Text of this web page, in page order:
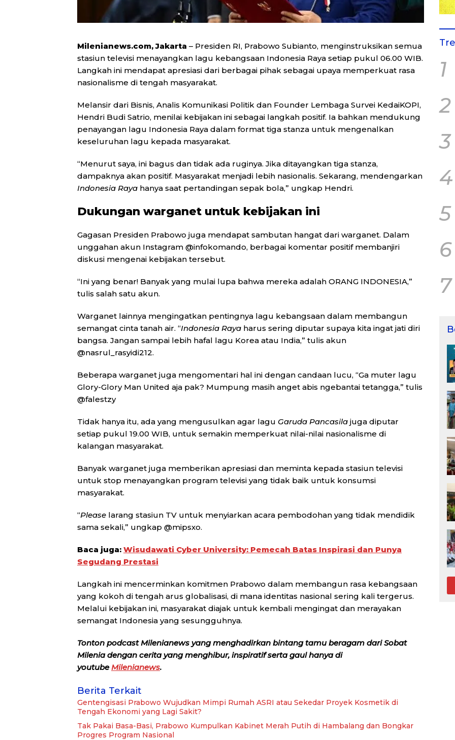
Milenianews.com, Jakarta – Presiden RI, Prabowo Subianto, menginstruksikan semua
stasiun televisi menayangkan lagu kebangsaan Indonesia Raya setiap pukul 06.00 WIB.
Langkah ini mendapat apresiasi dari berbagai pihak sebagai upaya memperkuat rasa
nasionalisme di tengah masyarakat.
Melansir dari Bisnis, Analis Komunikasi Politik dan Founder Lembaga Survei KedaiKOPI,
Hendri Budi Satrio, menilai kebijakan ini sebagai langkah positif. Ia bahkan mendukung
penayangan lagu Indonesia Raya dalam format tiga stanza untuk mengenalkan
keseluruhan lagu kepada masyarakat.
“Menurut saya, ini bagus dan tidak ada ruginya. Jika ditayangkan tiga stanza,
dampaknya akan positif. Masyarakat menjadi lebih nasionalis. Sekarang, mendengarkan
Indonesia Raya hanya saat pertandingan sepak bola,” ungkap Hendri.
Dukungan warganet untuk kebijakan ini
Gagasan Presiden Prabowo juga mendapat sambutan hangat dari warganet. Dalam
unggahan akun Instagram @infokomando, berbagai komentar positif membanjiri
diskusi mengenai kebijakan tersebut.
“Ini yang benar! Banyak yang mulai lupa bahwa mereka adalah ORANG INDONESIA,”
tulis salah satu akun.
Warganet lainnya mengingatkan pentingnya lagu kebangsaan dalam membangun
semangat cinta tanah air. “Indonesia Raya harus sering diputar supaya kita ingat jati diri
bangsa. Jangan sampai lebih hafal lagu Korea atau India,” tulis akun
@nasrul_rasyidi212.
Beberapa warganet juga mengomentari hal ini dengan candaan lucu, “Ga muter lagu
Glory-Glory Man United aja pak? Mumpung masih anget abis ngebantai tetangga,” tulis
@falestzy
Tidak hanya itu, ada yang mengusulkan agar lagu Garuda Pancasila juga diputar
setiap pukul 19.00 WIB, untuk semakin memperkuat nilai-nilai nasionalisme di
kalangan masyarakat.
Banyak warganet juga memberikan apresiasi dan meminta kepada stasiun televisi
untuk stop menayangkan program televisi yang tidak baik untuk konsumsi
masyarakat.
“Please larang stasiun TV untuk menyiarkan acara pembodohan yang tidak mendidik
sama sekali,” ungkap @mipsxo.
Baca juga: Wisudawati Cyber University: Pemecah Batas Inspirasi dan Punya
Segudang Prestasi
Langkah ini mencerminkan komitmen Prabowo dalam membangun rasa kebangsaan
yang kokoh di tengah arus globalisasi, di mana identitas nasional sering kali tergerus.
Melalui kebijakan ini, masyarakat diajak untuk kembali mengingat dan merayakan
semangat Indonesia yang sesungguhnya.
Tonton podcast Milenianews yang menghadirkan bintang tamu beragam dari Sobat
Milenia dengan cerita yang menghibur, inspiratif serta gaul hanya di
youtube Milenianews.
Berita Terkait
Gentengisasi Prabowo Wujudkan Mimpi Rumah ASRI atau Sekedar Proyek Kosmetik di
Tengah Ekonomi yang Lagi Sakit?
Tak Pakai Basa-Basi, Prabowo Kumpulkan Kabinet Merah Putih di Hambalang dan Bongkar
Progres Program Nasional
1
2
3
4
5
6
7